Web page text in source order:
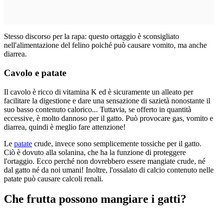
Stesso discorso per la rapa: questo ortaggio è sconsigliato
nell'alimentazione del felino poiché può causare vomito, ma anche
diarrea.
Cavolo e patate
Il cavolo è ricco di vitamina K ed è sicuramente un alleato per
facilitare la digestione e dare una sensazione di sazietà nonostante il
suo basso contenuto calorico... Tuttavia, se offerto in quantità
eccessive, è molto dannoso per il gatto. Può provocare gas, vomito e
diarrea, quindi è meglio fare attenzione!
Le patate crude, invece sono semplicemente tossiche per il gatto.
Ciò è dovuto alla solanina, che ha la funzione di proteggere
l'ortaggio. Ecco perché non dovrebbero essere mangiate crude, né
dal gatto né da noi umani! Inoltre, l'ossalato di calcio contenuto nelle
patate può causare calcoli renali.
Che frutta possono mangiare i gatti?